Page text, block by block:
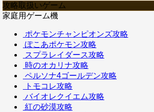
攻略取扱いゲーム
家庭用ゲーム機
ポケモンチャンピオンズ攻略
ぽこあポケモン攻略
スプラレイダース攻略
時のオカリナ攻略
ペルソナ4ゴールデン攻略
トモコレ攻略
バイオレクイエム攻略
紅の砂漠攻略